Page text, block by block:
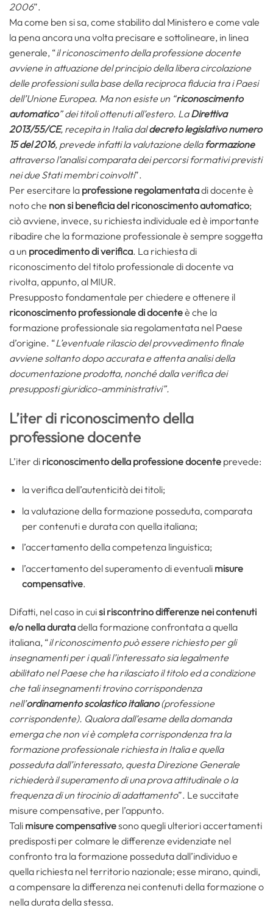
2006”.
Ma come ben si sa, come stabilito dal Ministero e come vale
la pena ancora una volta precisare e sottolineare, in linea
generale, “il riconoscimento della professione docente
avviene in attuazione del principio della libera circolazione
delle professioni sulla base della reciproca fiducia tra i Paesi
dell’Unione Europea. Ma non esiste un “riconoscimento
automatico” dei titoli ottenuti all’estero. LaDirettiva
2013/55/CE, recepita in Italia daldecreto legislativo numero
15 del 2016, prevede infatti la valutazione della formazione
attraverso l’analisi comparata dei percorsi formativi previsti
nei due Stati membri coinvolti”.
Per esercitare la professione regolamentatadi docente è
noto che non si beneficia del riconoscimento automatico;
ciò avviene, invece, su richiesta individuale ed è importante
ribadire che la formazione professionale è sempre soggetta
a un procedimento di verifica. La richiesta di
riconoscimento del titolo professionale di docente va
rivolta, appunto, al MIUR.
Presupposto fondamentale per chiedere e ottenere il
riconoscimento professionale di docenteè che la
formazione professionale sia regolamentata nel Paese
d’origine. “L’eventuale rilascio del provvedimento finale
avviene soltanto dopo accurata e attenta analisi della
documentazione prodotta, nonché dalla verifica dei
presupposti giuridico-amministrativi”.
L’iter di riconoscimento della
professione docente
L’iter di riconoscimento della professione docente prevede:
la verifica dell’autenticità dei titoli;
la valutazione della formazione posseduta, comparata
per contenuti e durata con quella italiana;
l’accertamento della competenza linguistica;
l’accertamento del superamento di eventuali misure
compensative.
Difatti, nel caso in cuisi riscontrino differenze nei contenuti
e/o nella duratadella formazione confrontata a quella
italiana, “il riconoscimento può essere richiesto per gli
insegnamenti per i quali l’interessato sia legalmente
abilitato nel Paese che ha rilasciato il titolo ed a condizione
che tali insegnamenti trovino corrispondenza
nell’ordinamento scolastico italiano(professione
corrispondente). Qualora dall’esame della domanda
emerga che non vi è completa corrispondenza tra la
formazione professionale richiesta in Italia e quella
posseduta dall’interessato, questa Direzione Generale
richiederà il superamento di una prova attitudinale o la
frequenza di un tirocinio di adattamento”. Le succitate
misure compensative, per l’appunto.
Tali misure compensativesono quegli ulteriori accertamenti
predisposti per colmare le differenze evidenziate nel
confronto tra la formazione posseduta dall’individuo e
quella richiesta nel territorio nazionale; esse mirano, quindi,
a compensare la differenza nei contenuti della formazione o
nella durata della stessa.